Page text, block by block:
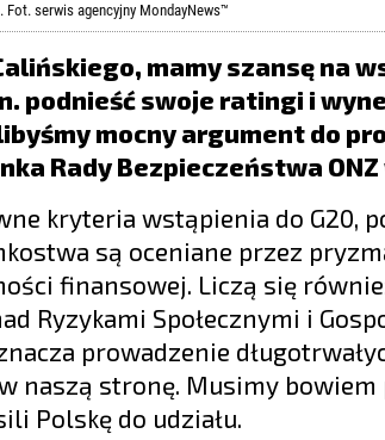
serwis agencyjny MondayNews™
mamy szansę na
podnieść swoje ratingi i
mocny argument do
Rady Bezpieczeństwa
kryteria wstąpienia do G20,
są oceniane przez
finansowej. Liczą się
Ryzykami Społecznymi i
prowadzenie
naszą stronę. Musimy
Polskę do udziału.